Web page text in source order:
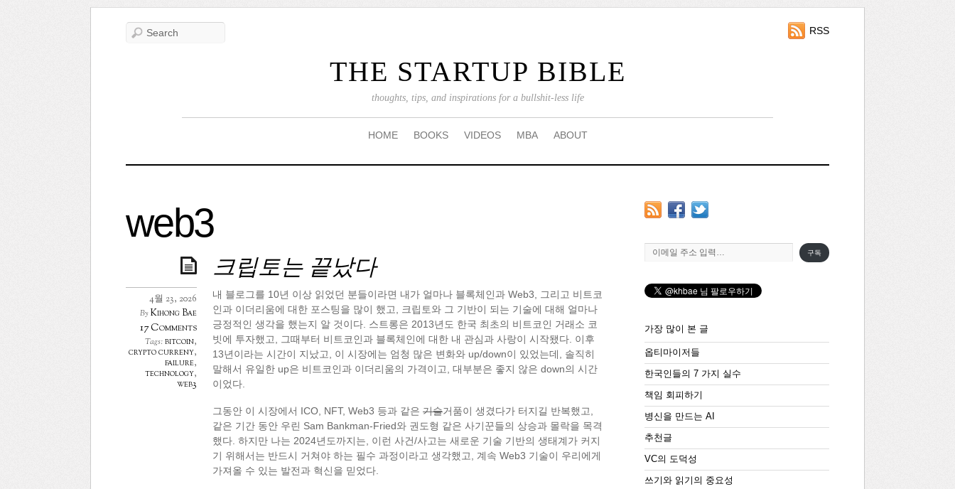
THE STARTUP BIBLE
thoughts, tips, and inspirations for a bullshit-less life
RSS
HOME BOOKS VIDEOS MBA ABOUT
web3
크립토는 끝났다
4월 23, 2026
ByKihong Bae
17 Comments
Tags:bitcoin,
crypto curreny,
failure,
technology,
web3
내 블로그를 10년 이상 읽었던 분들이라면 내가 얼마나 블록체인과 Web3, 그리고 비트코
인과 이더리움에 대한 포스팅을 많이 했고, 크립토와 그 기반이 되는 기술에 대해 얼마나
긍정적인 생각을 했는지 알 것이다. 스트롱은 2013년도 한국 최초의 비트코인 거래소 코
빗에 투자했고, 그때부터 비트코인과 블록체인에 대한 내 관심과 사랑이 시작됐다. 이후
13년이라는 시간이 지났고, 이 시장에는 엄청 많은 변화와 up/down이 있었는데, 솔직히
말해서 유일한 up은 비트코인과 이더리움의 가격이고, 대부분은 좋지 않은 down의 시간
이었다.
그동안 이 시장에서 ICO, NFT, Web3 등과 같은 기술거품이 생겼다가 터지길 반복했고,
같은 기간 동안 우린 Sam Bankman-Fried와 권도형 같은 사기꾼들의 상승과 몰락을 목격
했다. 하지만 나는 2024년도까지는, 이런 사건/사고는 새로운 기술 기반의 생태계가 커지
기 위해서는 반드시 거쳐야 하는 필수 과정이라고 생각했고, 계속 Web3 기술이 우리에게
가져올 수 있는 발전과 혁신을 믿었다.
이메일 주소 입력…
구독
가장 많이 본 글
옵티마이저들
한국인들의 7 가지 실수
책임 회피하기
병신을 만드는 AI
추천글
VC의 도덕성
쓰기와 읽기의 중요성